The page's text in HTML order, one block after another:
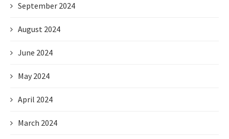
September 2024
August 2024
June 2024
May 2024
April 2024
March 2024